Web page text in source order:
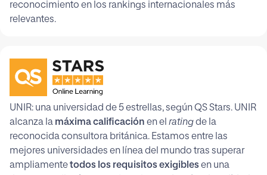
reconocimiento en los rankings internacionales más
relevantes.
UNIR: una universidad de 5 estrellas, según QS Stars. UNIR
alcanza la máxima calificación en el ratingde la
reconocida consultora británica. Estamos entre las
mejores universidades en línea del mundo tras superar
ampliamentetodos los requisitos exigiblesen una